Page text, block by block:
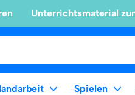
Unterrichtsmaterial
Spielen